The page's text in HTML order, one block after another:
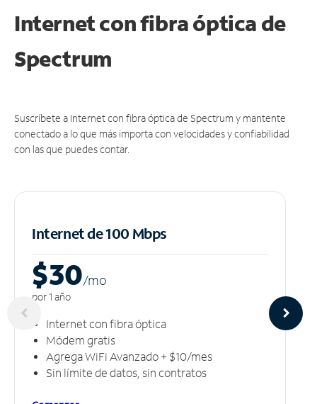
Internet con fibra óptica de
Spectrum
Suscríbete a Internet con fibra óptica de Spectrum y mantente
conectado a lo que más importa con velocidades y confiabilidad
con las que puedes contar.
Internet de 100 Mbps
$30/mo
por 1 año
Internet con fibra óptica
Módem gratis
Agrega WiFi Avanzado + $10/mes
Sin límite de datos, sin contratos